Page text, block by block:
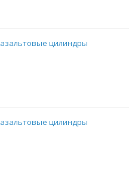
цилиндры
цилиндры